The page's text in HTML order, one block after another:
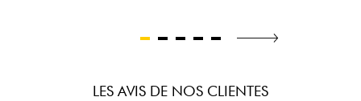
LES AVIS DE NOS CLIENTES